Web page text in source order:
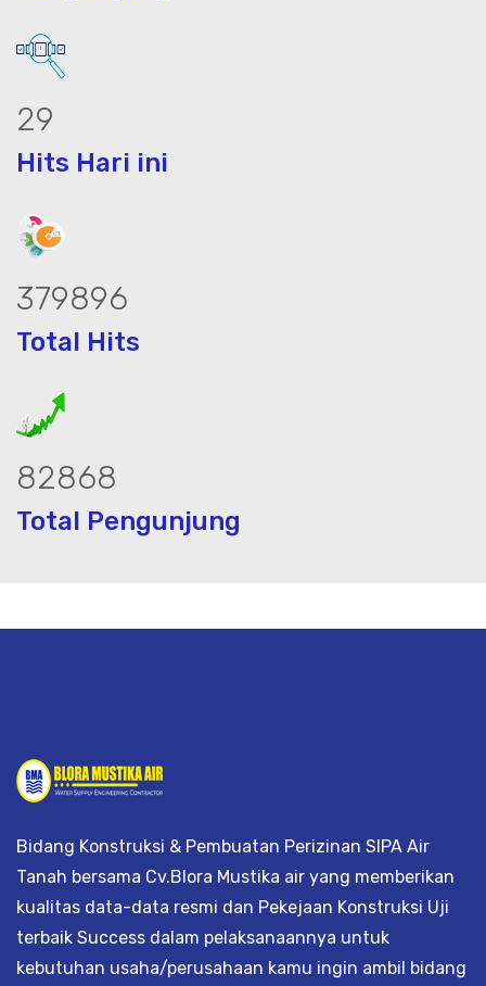
36
Hits Hari ini
473803
Total Hits
103352
Total Pengunjung
Bidang Konstruksi & Pembuatan Perizinan SIPA Air
Tanah bersama Cv.Blora Mustika air yang memberikan
kualitas data-data resmi dan Pekejaan Konstruksi Uji
terbaik Success dalam pelaksanaannya untuk
kebutuhan usaha/perusahaan kamu ingin ambil bidang